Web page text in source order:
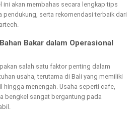
ini akan membahas secara lengkap tips
pendukung, serta rekomendasi terbaik dari
Bakar dalam Operasional
salah satu faktor penting dalam
usaha, terutama di Bali yang memiliki
hingga menengah. Usaha seperti cafe,
bengkel sangat bergantung pada